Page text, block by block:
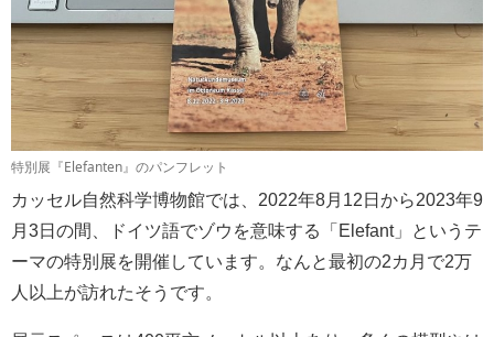
特別展『Elefanten』のパンフレット
カッセル自然科学博物館では、2022年8月12日から2023年9
月3日の間、ドイツ語でゾウを意味する「Elefant」というテ
ーマの特別展を開催しています。なんと最初の2カ月で2万
人以上が訪れたそうです。